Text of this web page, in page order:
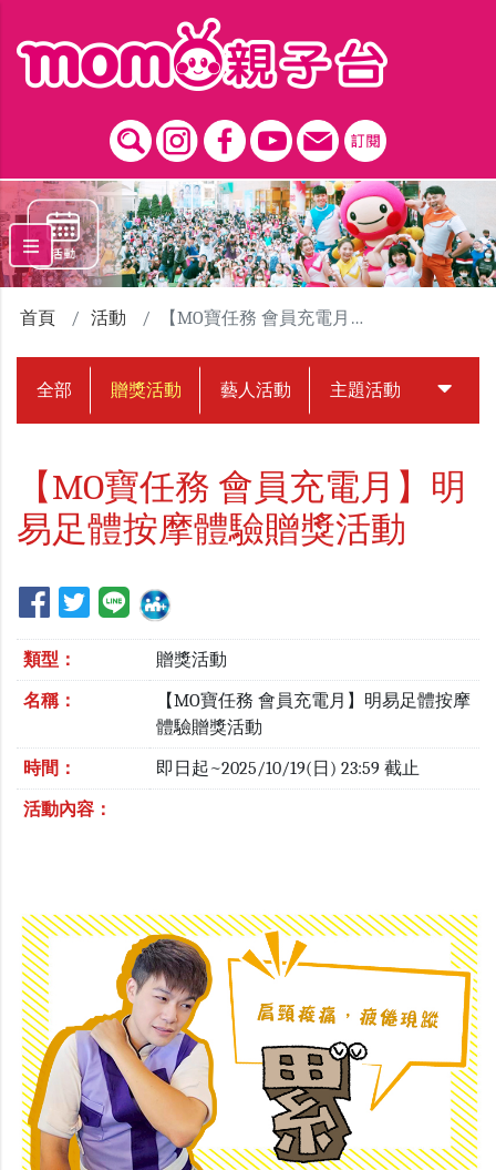
首頁 活動 【MO寶任務 會員充電月】明易足體按摩體驗贈獎活動
全部 贈獎活動 藝人活動 主題活動 中獎名
【MO寶任務 會員充電月】明
易足體按摩體驗贈獎活動
類型： 贈獎活動
名稱：
【MO寶任務 會員充電月】明易足體按摩
體驗贈獎活動
時間： 即日起~2025/10/19(日) 23:59 截止
活動內容：